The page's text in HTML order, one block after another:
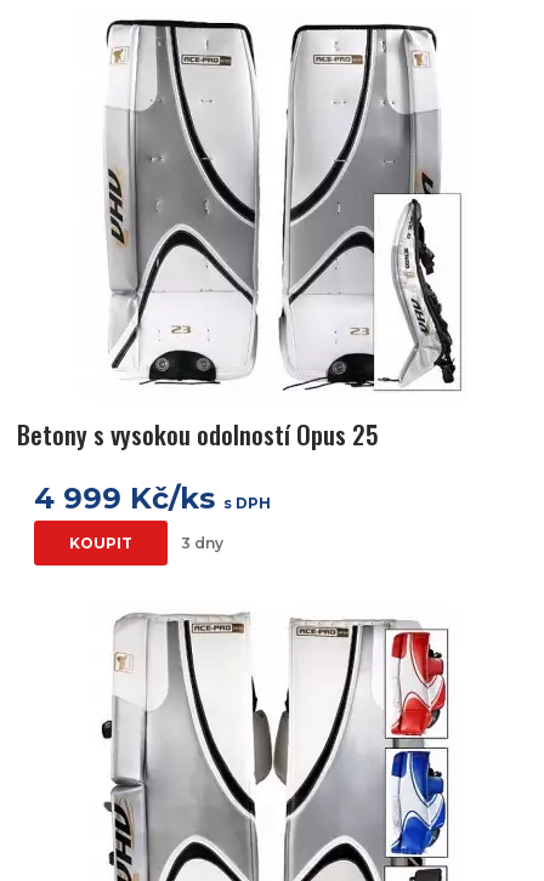
Betony s vysokou odolností Opus 25
4 999 Kč/ks s DPH
KOUPIT 3 dny